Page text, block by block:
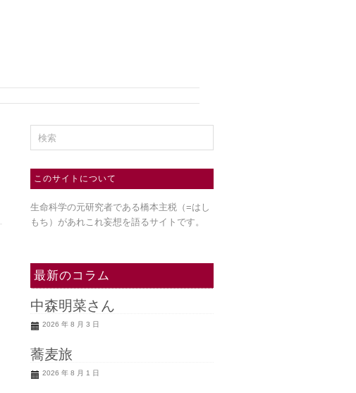
このサイトについて
生命科学の元研究者である橋本主税（=はし
もち） があれこれ妄想を語るサイトです。
最新のコラム
中森明菜さん
2026 年 8 月 3 日
蕎麦旅
2026 年 8 月 1 日